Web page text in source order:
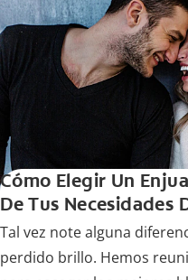
Cómo Elegir Un
De Tus Necesidades
Tal vez note alguna
perdido brillo. Hemos